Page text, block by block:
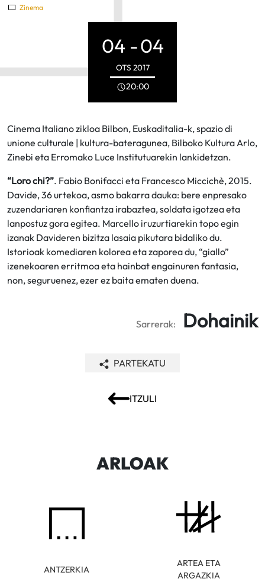
Zinema
04 -04
OTS 2017
20:00
Cinema Italiano zikloa Bilbon, Euskaditalia-k, spazio di
unione culturale | kultura-bateragunea, Bilboko Kultura Arlo,
Zinebi eta Erromako Luce Institutuarekin lankidetzan.
“Loro chi?”. Fabio Bonifacci eta Francesco Miccichè, 2015.
Davide, 36 urtekoa, asmo bakarra dauka: bere enpresako
zuzendariaren konfiantza irabaztea, soldata igotzea eta
lanpostuz gora egitea. Marcello iruzurtiarekin topo egin
izanak Davideren bizitza lasaia pikutara bidaliko du.
Istorioak komediaren kolorea eta zaporea du, “giallo”
izenekoaren erritmoa eta hainbat engainuren fantasia,
non, seguruenez, ezer ez baita ematen duena.
Sarrerak: Dohainik
ITZULI
PARTEKATU
ARLOAK
ANTZERKIA
ARTEA ETA
ARGAZKIA